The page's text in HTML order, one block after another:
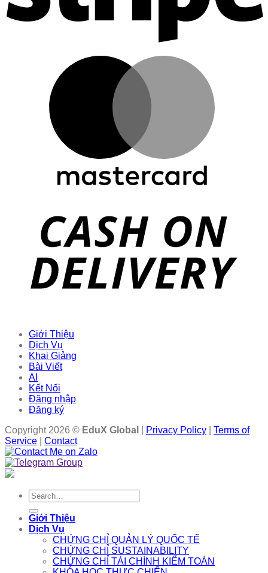
Giới Thiệu
Dịch Vụ
Khai Giảng
Bài Viết
AI
Kết Nối
Đăng nhập
Đăng ký
Copyright 2026 © EduX Global Privacy Policy
Terms of
Service
Contact
Search
for:
Giới Thiệu
Dịch Vụ
CHỨNG CHỈ QUẢN LÝ QUỐC TẾ
CHỨNG CHỈ SUSTAINABILITY
CHỨNG CHỈ TÀI CHÍNH KIỂM TOÁN